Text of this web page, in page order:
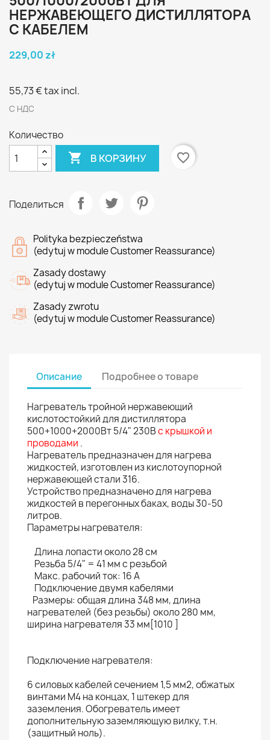
НЕРЖАВЕЮЩЕГО ДИСТИЛЛЯТОРА
С КАБЕЛЕМ
229,00 zł
55,73 €tax incl.
С НДС
Количество
 В КОРЗИНУ favorite_border
Поделиться
Polityka bezpieczeństwa
(edytuj w module Customer Reassurance)
Zasady dostawy
(edytuj w module Customer Reassurance)
Zasady zwrotu
(edytuj w module Customer Reassurance)
Описание Подробнее о товаре
Нагреватель тройной нержавеющий
кислотостойкий для дистиллятора
500+1000+2000Вт 5/4" 230Вс крышкой и
проводами .
Нагреватель предназначен для нагрева
жидкостей, изготовлен из кислотоупорной
нержавеющей стали 316.
Устройство предназначено для нагрева
жидкостей в перегонных баках, воды 30-50
литров.
Параметры нагревателя:
Длина лопасти около 28 см
Резьба 5/4" = 41 мм с резьбой
Макс. рабочий ток: 16 А
Подключение двумя кабелями
Размеры: общая длина 348 мм, длина
нагревателей (без резьбы) около 280 мм,
ширина нагревателя 33 мм[1010 ]
Подключение нагревателя:
6 силовых кабелей сечением 1,5 мм2, обжатых
винтами М4 на концах, 1 штекер для
заземления. Обогреватель имеет
дополнительную заземляющую вилку, т.н.
(защитный ноль).